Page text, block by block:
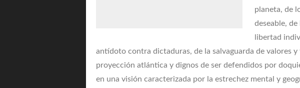
planeta, de
deseable,
libertad
antídoto contra dictaduras, de la salvaguarda de valores
proyección atlántica y dignos de ser defendidos por
en una visión caracterizada por la estrechez mental y